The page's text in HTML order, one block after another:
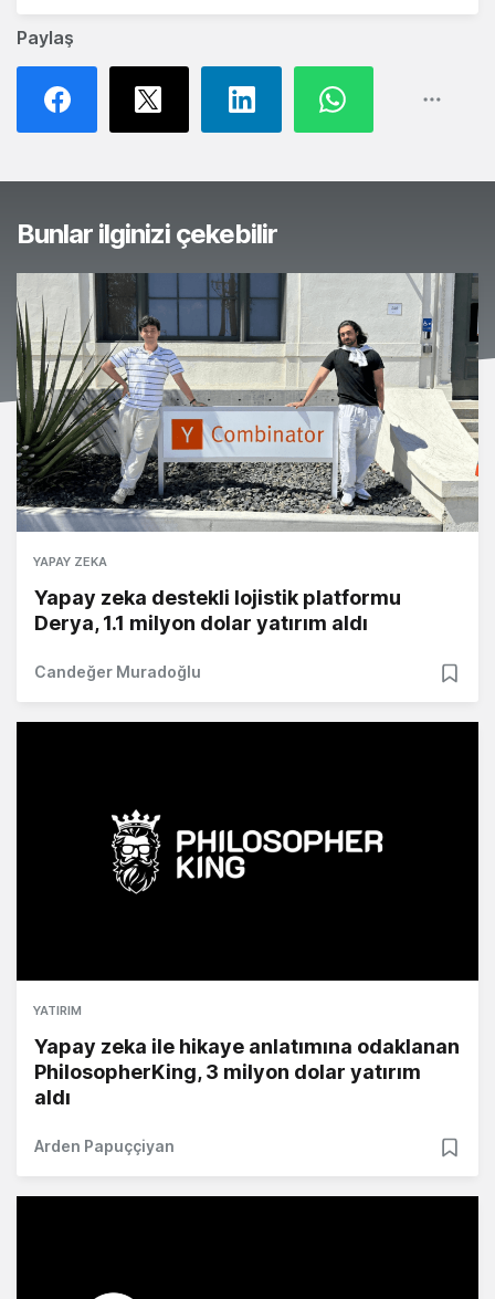
Paylaş
Bunlar ilginizi çekebilir
YAPAY ZEKA
Yapay zeka destekli lojistik platformu
Derya, 1.1 milyon dolar yatırım aldı
Candeğer Muradoğlu
YATIRIM
Yapay zeka ile hikaye anlatımına odaklanan
PhilosopherKing, 3 milyon dolar yatırım
aldı
Arden Papuççiyan